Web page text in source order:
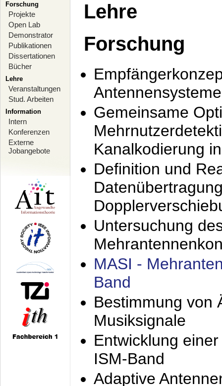
Forschung
Projekte
Open Lab
Demonstrator
Publikationen
Dissertationen
Bücher
Lehre
Veranstaltungen
Stud. Arbeiten
Information
Intern
Konferenzen
Externe
Jobangebote
Lehre
Forschung
Antennensysteme
Gemeinsame
Kanalkodierung
Definition und
Untersuchung
MASI -
Band
Bestimmung von
Musiksignale
Entwicklung
ISM-Band
Adaptive